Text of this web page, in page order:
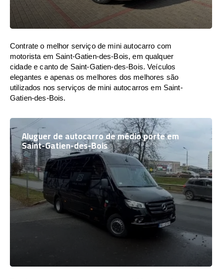
Contrate o melhor serviço de mini autocarro com
motorista em Saint-Gatien-des-Bois, em qualquer
cidade e canto de Saint-Gatien-des-Bois. Veículos
elegantes e apenas os melhores dos melhores são
utilizados nos serviços de mini autocarros em Saint-
Gatien-des-Bois.
Aluguer de autocarro de médio porte em
Saint-Gatien-des-Bois